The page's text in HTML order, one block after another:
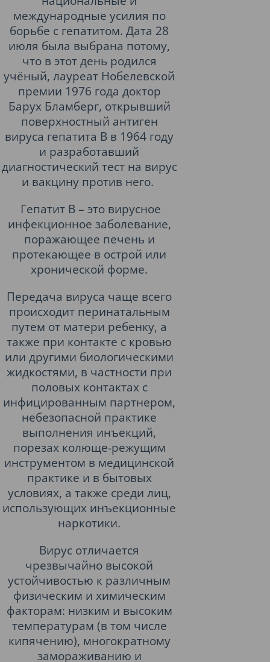
международные усилия по
борьбе с гепатитом. Дата 28
июля была выбрана потому,
что в этот день родился
учёный, лауреат Нобелевской
премии 1976 года доктор
Барух Бламберг, открывший
поверхностный антиген
вируса гепатита B в 1964 году
и разработавший
диагностический тест на вирус
и вакцину против него.
Гепатит В – это вирусное
инфекционное заболевание,
поражающее печень и
протекающее в острой или
хронической форме.
Передача вируса чаще всего
происходит перинатальным
путем от матери ребенку, а
также при контакте с кровью
или другими биологическими
жидкостями, в частности при
половых контактах с
инфицированным партнером,
небезопасной практике
выполнения инъекций,
порезах колюще-режущим
инструментом в медицинской
практике и в бытовых
условиях, а также среди лиц,
использующих инъекционные
наркотики.
Вирус отличается
чрезвычайно высокой
устойчивостью к различным
физическим и химическим
факторам: низким и высоким
температурам (в том числе
кипячению), многократному
замораживанию и